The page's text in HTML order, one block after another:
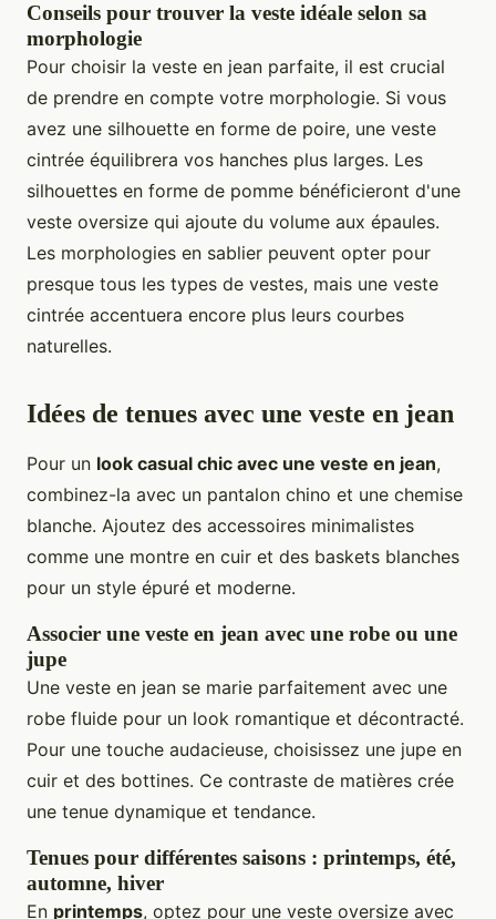
Conseils pour trouver la veste idéale selon sa
morphologie
Pour choisir la veste en jean parfaite, il est crucial
de prendre en compte votre morphologie. Si vous
avez une silhouette en forme de poire, une veste
cintrée équilibrera vos hanches plus larges. Les
silhouettes en forme de pomme bénéficieront d'une
veste oversize qui ajoute du volume aux épaules.
Les morphologies en sablier peuvent opter pour
presque tous les types de vestes, mais une veste
cintrée accentuera encore plus leurs courbes
naturelles.
Idées de tenues avec une veste en jean
Pour un look casual chic avec une veste en jean,
combinez-la avec un pantalon chino et une chemise
blanche. Ajoutez des accessoires minimalistes
comme une montre en cuir et des baskets blanches
pour un style épuré et moderne.
Associer une veste en jean avec une robe ou une
jupe
Une veste en jean se marie parfaitement avec une
robe fluide pour un look romantique et décontracté.
Pour une touche audacieuse, choisissez une jupe en
cuir et des bottines. Ce contraste de matières crée
une tenue dynamique et tendance.
Tenues pour différentes saisons : printemps, été,
automne, hiver
En printemps, optez pour une veste oversize avec